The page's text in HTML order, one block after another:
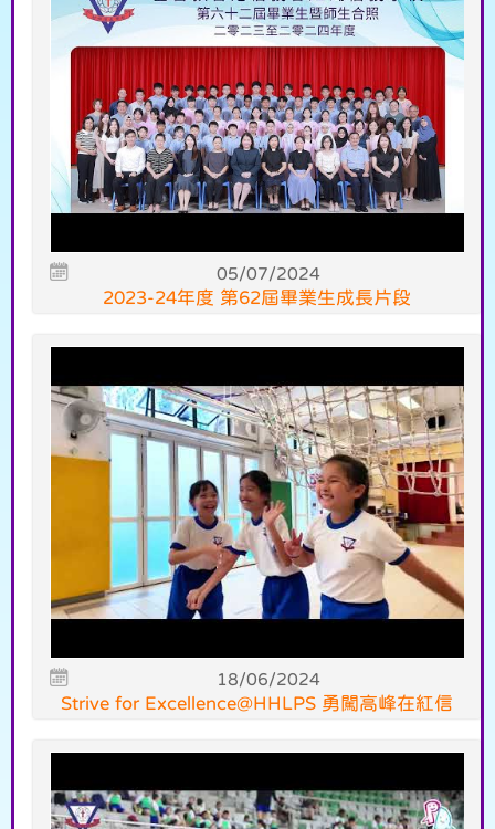
05/07/2024
2023-24年度 第62屆畢業生成長片段
18/06/2024
Strive for Excellence@HHLPS 勇闖高峰在紅信